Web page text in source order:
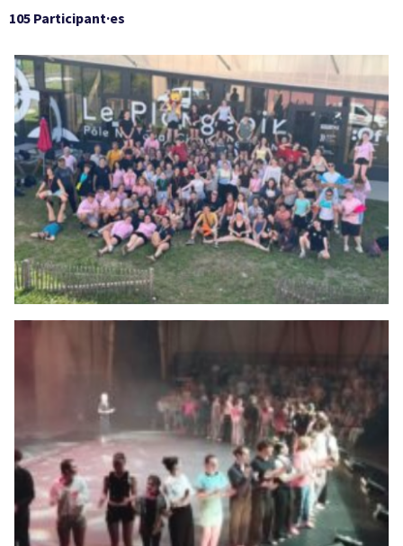
105 Participant·es